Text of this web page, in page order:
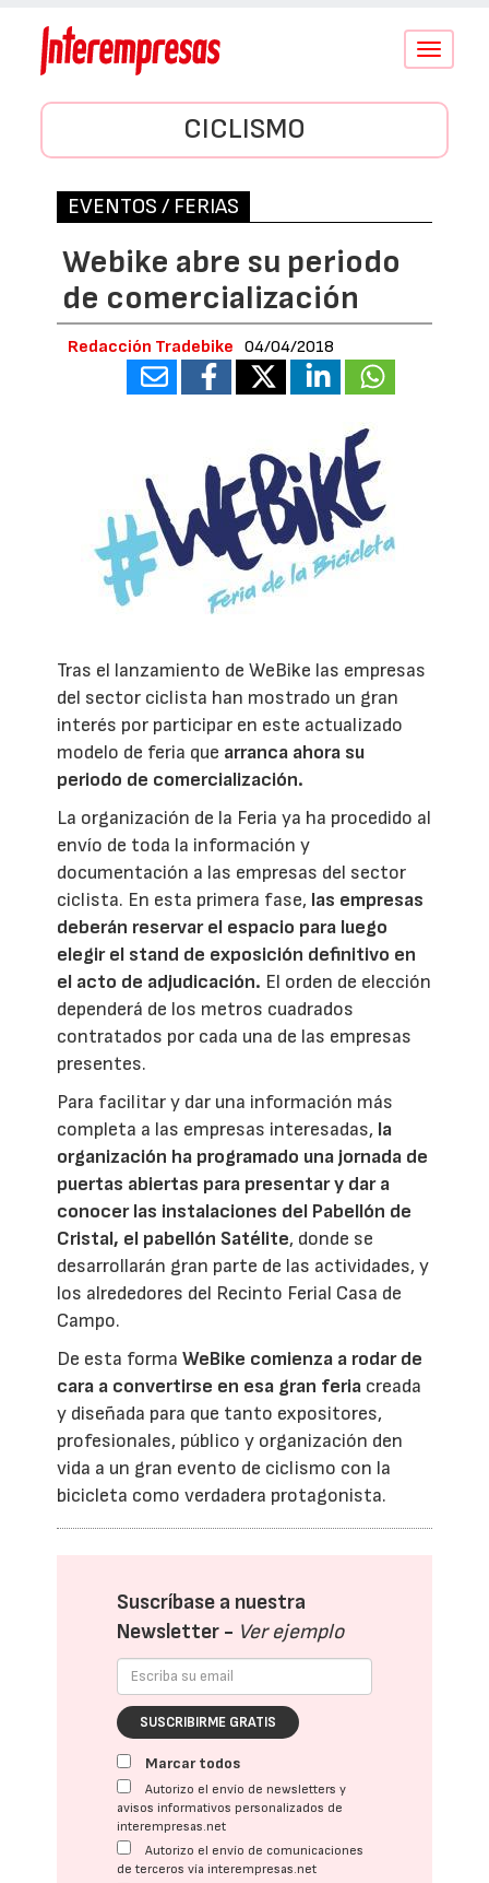
Conmutar
CICLISMO
EVENTOS / FERIAS
Webike abre su periodo
de comercialización
Redacción Tradebike 04/04/2018
Tras el lanzamiento de WeBike las empresas
del sector ciclista han mostrado un gran
interés por participar en este actualizado
modelo de feria que arranca ahora su
periodo de comercialización.
La organización de la Feria ya ha procedido al
envío de toda la información y
documentación a las empresas del sector
ciclista. En esta primera fase, las empresas
deberán reservar el espacio para luego
elegir el stand de exposición definitivo en
el acto de adjudicación. El orden de elección
dependerá de los metros cuadrados
contratados por cada una de las empresas
presentes.
Para facilitar y dar una información más
completa a las empresas interesadas, la
organización ha programado una jornada de
puertas abiertas para presentar y dar a
conocer las instalaciones del Pabellón de
Cristal, el pabellón Satélite, donde se
desarrollarán gran parte de las actividades, y
los alrededores del Recinto Ferial Casa de
Campo.
De esta formaWeBike comienza a rodar de
cara a convertirse en esa gran feria creada
y diseñada para que tanto expositores,
profesionales, público y organización den
vida a un gran evento de ciclismo con la
bicicleta como verdadera protagonista.
Suscríbase a nuestra
Newsletter - Ver ejemplo
SUSCRIBIRME GRATIS
Marcar todos
Autorizo el envío de newsletters y
avisos informativos personalizados de
interempresas.net
Autorizo el envío de comunicaciones
de terceros vía interempresas.net